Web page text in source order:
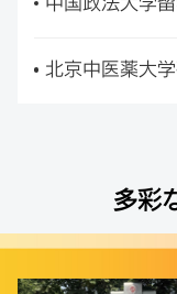
北京中医薬大
多彩